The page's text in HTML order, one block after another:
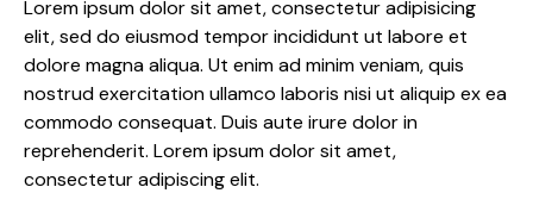
Lorem ipsum dolor sit amet, consectetur adipisicing
elit, sed do eiusmod tempor incididunt ut labore et
dolore magna aliqua. Ut enim ad minim veniam, quis
nostrud exercitation ullamco laboris nisi ut aliquip ex ea
commodo consequat. Duis aute irure dolor in
reprehenderit. Lorem ipsum dolor sit amet,
consectetur adipiscing elit.